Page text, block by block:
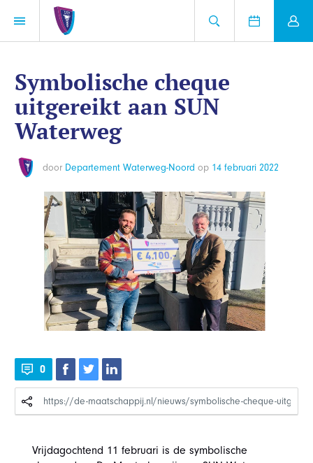
Symbolische cheque
uitgereikt aan SUN
Waterweg
door Departement Waterweg-Noord op 14 februari 2022
0
Vrijdagochtend 11 februari is de symbolische